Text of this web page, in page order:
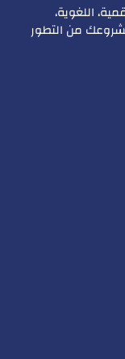
اللغوية،
مشروعك من التطور